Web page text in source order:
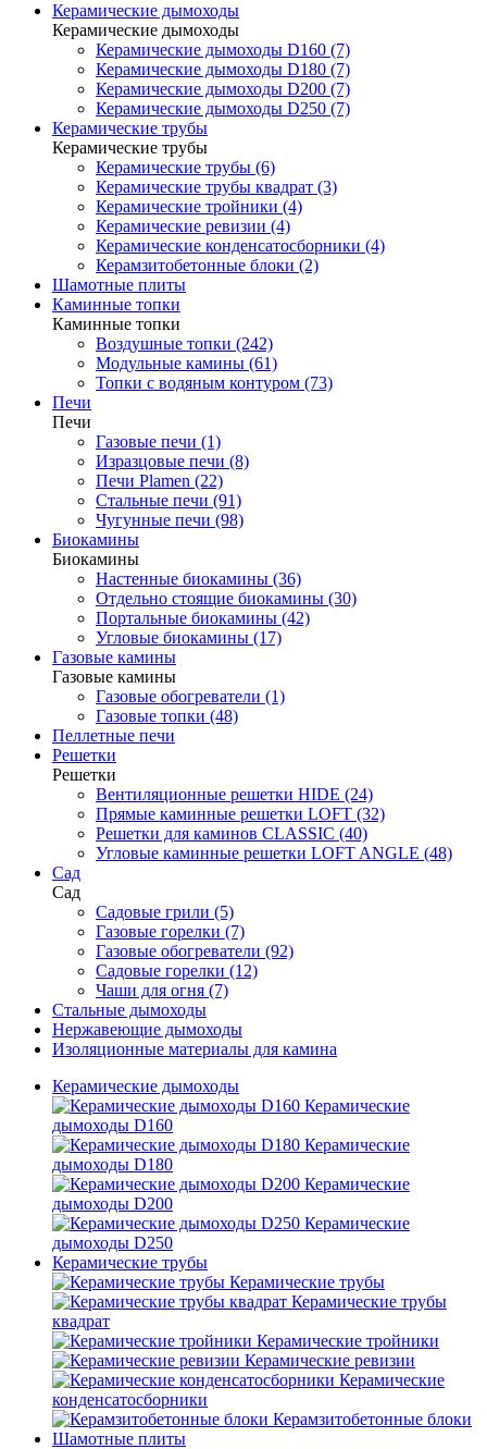
Керамические дымоходы
Керамические дымоходы
Керамические дымоходы D160 (7)
Керамические дымоходы D180 (7)
Керамические дымоходы D200 (7)
Керамические дымоходы D250 (7)
Керамические трубы
Керамические трубы
Керамические трубы (6)
Керамические трубы квадрат (3)
Керамические тройники (4)
Керамические ревизии (4)
Керамические конденсатосборники (4)
Керамзитобетонные блоки (2)
Шамотные плиты
Каминные топки
Каминные топки
Воздушные топки (242)
Модульные камины (61)
Топки с водяным контуром (73)
Печи
Печи
Газовые печи (1)
Изразцовые печи (8)
Печи Plamen (22)
Стальные печи (91)
Чугунные печи (98)
Биокамины
Биокамины
Настенные биокамины (36)
Отдельно стоящие биокамины (30)
Портальные биокамины (42)
Угловые биокамины (17)
Газовые камины
Газовые камины
Газовые обогреватели (1)
Газовые топки (48)
Пеллетные печи
Решетки
Решетки
Вентиляционные решетки HIDE (24)
Прямые каминные решетки LOFT (32)
Решетки для каминов CLASSIC (40)
Угловые каминные решетки LOFT ANGLE (48)
Сад
Сад
Cадовые грили (5)
Газовые горелки (7)
Газовые обогреватели (92)
Садовые горелки (12)
Чаши для огня (7)
Стальные дымоходы
Нержавеющие дымоходы
Изоляционные материалы для камина
Керамические дымоходы
Керамические
дымоходы D160
Керамические
дымоходы D180
Керамические
дымоходы D200
Керамические
дымоходы D250
Керамические трубы
Керамические трубы
Керамические трубы
квадрат
Керамические тройники
Керамические ревизии
Керамические
конденсатосборники
Керамзитобетонные блоки
Шамотные плиты